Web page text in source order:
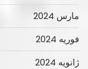
مارس 2024
فوریه 2024
ژانویه 2024